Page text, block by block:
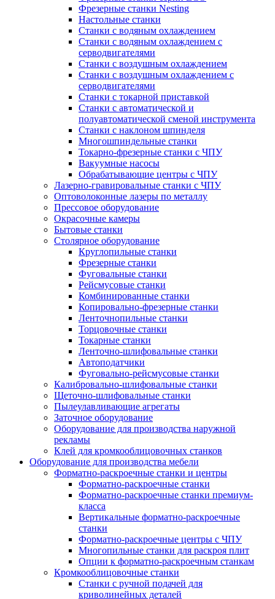
Фрезерные станки Nesting
Настольные станки
Станки с водяным охлаждением
Станки с водяным охлаждением с
серводвигателями
Станки с воздушным охлаждением
Станки с воздушным охлаждением с
серводвигателями
Станки с токарной приставкой
Станки с автоматической и
полуавтоматической сменой инструмента
Станки с наклоном шпинделя
Многошпиндельные станки
Токарно-фрезерные станки с ЧПУ
Вакуумные насосы
Обрабатывающие центры с ЧПУ
Лазерно-гравировальные станки с ЧПУ
Оптоволоконные лазеры по металлу
Прессовое оборудование
Окрасочные камеры
Бытовые станки
Столярное оборудование
Круглопильные станки
Фрезерные станки
Фуговальные станки
Рейсмусовые станки
Комбинированные станки
Копировально-фрезерные станки
Ленточнопильные станки
Торцовочные станки
Токарные станки
Ленточно-шлифовальные станки
Автоподатчики
Фуговально-рейсмусовые станки
Калибровально-шлифовальные станки
Щеточно-шлифовальные станки
Пылеулавливающие агрегаты
Заточное оборудование
Оборудование для производства наружной
рекламы
Клей для кромкооблицовочных станков
Оборудование для производства мебели
Форматно-раскроечные станки и центры
Форматно-раскроечные станки
Форматно-раскроечные станки премиум-
класса
Вертикальные форматно-раскроечные
станки
Форматно-раскроечные центры с ЧПУ
Многопильные станки для раскроя плит
Опции к форматно-раскроечным станкам
Кромкооблицовочные станки
Станки с ручной подачей для
криволинейных деталей